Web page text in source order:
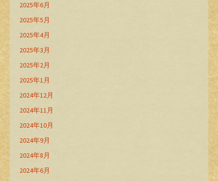
2025年6月
2025年5月
2025年4月
2025年3月
2025年2月
2025年1月
2024年12月
2024年11月
2024年10月
2024年9月
2024年8月
2024年6月